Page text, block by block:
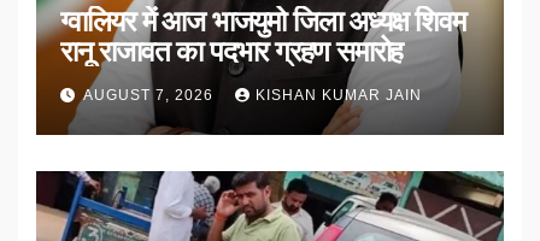
ग्वालियर में आज भाजयुमो जिला अध्यक्ष शिवम
रानू राजावत का पदभार ग्रहण समारोह
AUGUST 7, 2026 KISHAN KUMAR JAIN